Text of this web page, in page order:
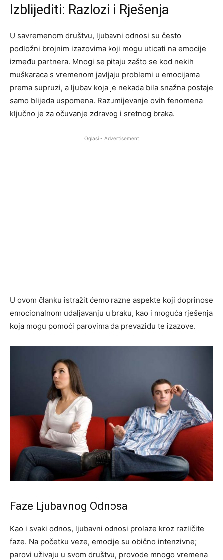
Izblijediti: Razlozi i Rješenja
U savremenom društvu, ljubavni odnosi su često
podložni brojnim izazovima koji mogu uticati na emocije
između partnera. Mnogi se pitaju zašto se kod nekih
muškaraca s vremenom javljaju problemi u emocijama
prema supruzi, a ljubav koja je nekada bila snažna postaje
samo blijeda uspomena. Razumijevanje ovih fenomena
ključno je za očuvanje zdravog i sretnog braka.
Oglasi - Advertisement
U ovom članku istražit ćemo razne aspekte koji doprinose
emocionalnom udaljavanju u braku, kao i moguća rješenja
koja mogu pomoći parovima da prevaziđu te izazove.
Faze Ljubavnog Odnosa
Kao i svaki odnos, ljubavni odnosi prolaze kroz različite
faze. Na početku veze, emocije su obično intenzivne;
parovi uživaju u svom društvu, provode mnogo vremena